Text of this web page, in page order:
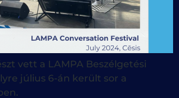
vett a LAMPA Beszélgetési
július 6-án került sor a